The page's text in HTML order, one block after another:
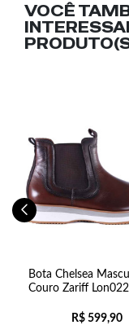
VOCÊ
Bota Chelsea
Couro Zariff
R$ 599,90